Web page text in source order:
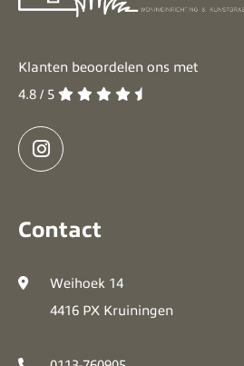
Klanten beoordelen ons met
4.8 / 5
Contact
Weihoek 14
4416 PX Kruiningen